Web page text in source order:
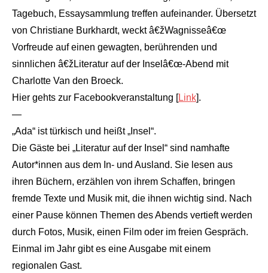
Tagebuch, Essaysammlung treffen aufeinander. Übersetzt
von Christiane Burkhardt, weckt â€žWagnisseâ€œ
Vorfreude auf einen gewagten, berührenden und
sinnlichen â€žLiteratur auf der Inselâ€œ-Abend mit
Charlotte Van den Broeck.
Hier gehts zur Facebookveranstaltung [Link].
—
„Ada“ ist türkisch und heißt „Insel“.
Die Gäste bei „Literatur auf der Insel“ sind namhafte
Autor*innen aus dem In- und Ausland. Sie lesen aus
ihren Büchern, erzählen von ihrem Schaffen, bringen
fremde Texte und Musik mit, die ihnen wichtig sind. Nach
einer Pause können Themen des Abends vertieft werden
durch Fotos, Musik, einen Film oder im freien Gespräch.
Einmal im Jahr gibt es eine Ausgabe mit einem
regionalen Gast.